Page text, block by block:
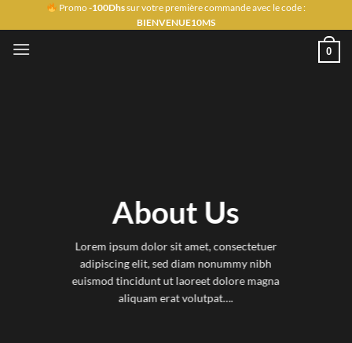
au
contenu
Promo-100Dhssur votre première commande avec le code :
BIENVENUE10MS
0
About Us
Lorem ipsum dolor sit amet, consectetuer
adipiscing elit, sed diam nonummy nibh
euismod tincidunt ut laoreet dolore magna
aliquam erat volutpat….